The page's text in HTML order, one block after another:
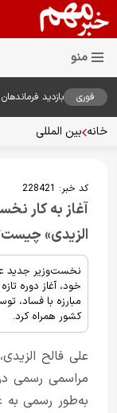
فوری
بازدید
خانه بین المللی
کد خبر: 228421
آغاز به کار
الزیدی»
نخست‌وزیر جدید
خود، آغاز دوره
مبارزه با فساد،
کشور همراه کرد.
علی فالح
مراسمی رسمی
به‌طور رسمی به